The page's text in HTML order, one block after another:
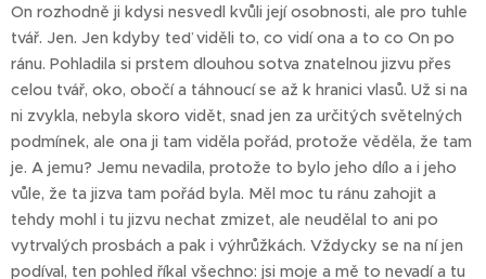
On rozhodně ji kdysi nesvedl kvůli její osobnosti, ale pro tuhle
tvář. Jen. Jen kdyby teď viděli to, co vidí ona a to co On po
ránu. Pohladila si prstem dlouhou sotva znatelnou jizvu přes
celou tvář, oko, obočí a táhnoucí se až k hranici vlasů. Už si na
ni zvykla, nebyla skoro vidět, snad jen za určitých světelných
podmínek, ale ona ji tam viděla pořád, protože věděla, že tam
je. A jemu? Jemu nevadila, protože to bylo jeho dílo a i jeho
vůle, že ta jizva tam pořád byla. Měl moc tu ránu zahojit a
tehdy mohl i tu jizvu nechat zmizet, ale neudělal to ani po
vytrvalých prosbách a pak i výhrůžkách. Vždycky se na ní jen
podíval, ten pohled říkal všechno: jsi moje a mě to nevadí a tu